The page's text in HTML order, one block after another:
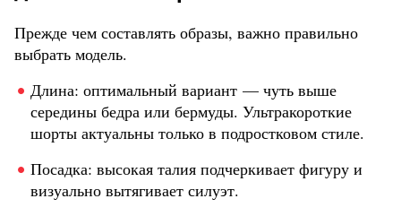
Прежде чем составлять образы, важно правильно
выбрать модель.
Длина: оптимальный вариант — чуть выше
середины бедра или бермуды. Ультракороткие
шорты актуальны только в подростковом стиле.
Посадка: высокая талия подчеркивает фигуру и
визуально вытягивает силуэт.